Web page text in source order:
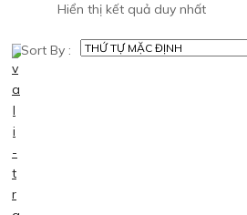
Hiển thị kết quả duy nhất
Sort By :